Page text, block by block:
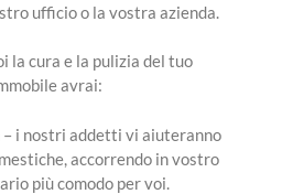
ufficio o la vostra azienda.
la cura e la pulizia del tuo
avrai:
– i nostri addetti vi aiuteranno
accorrendo in vostro
più comodo per voi.